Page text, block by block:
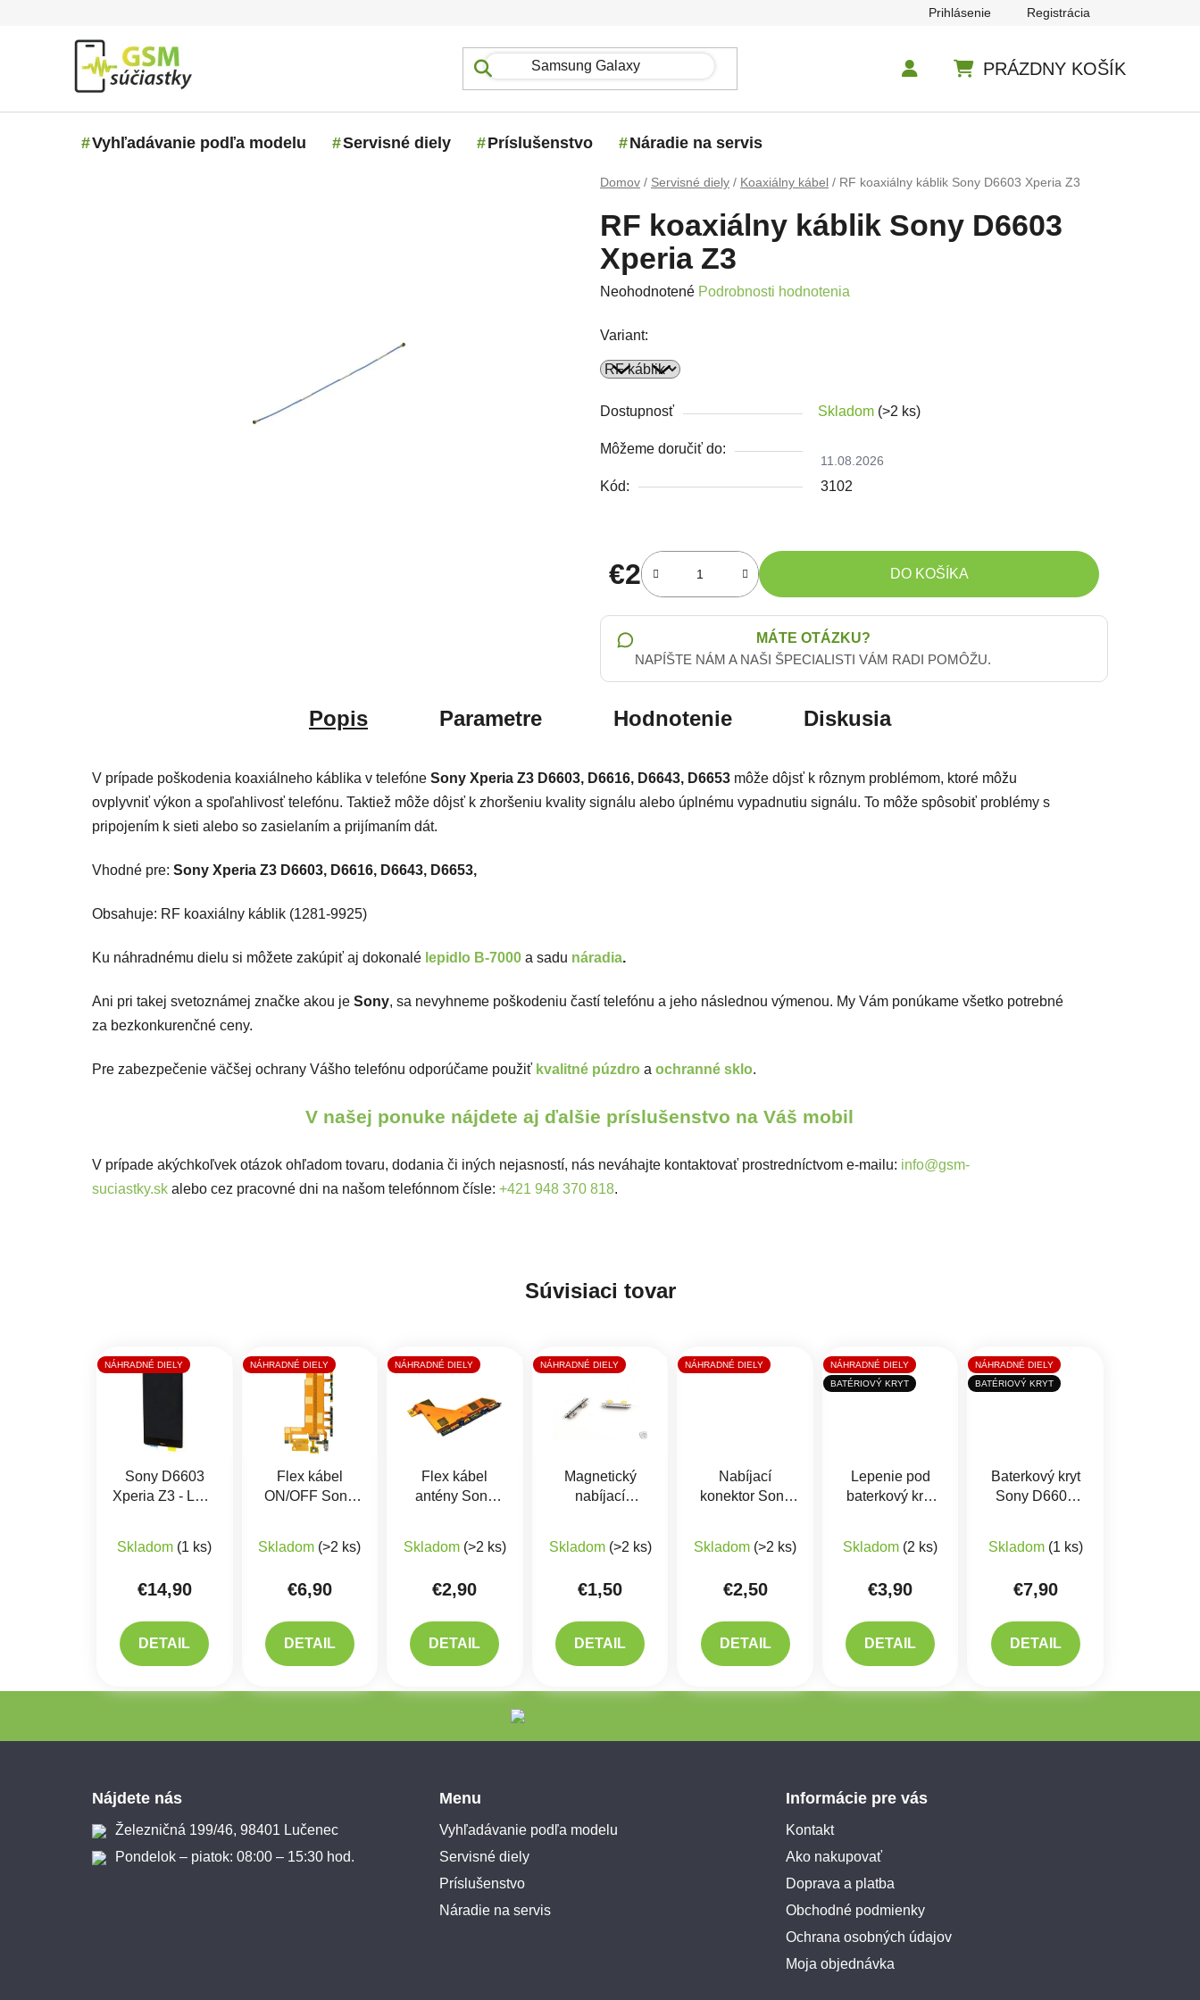
Prihlásenie Registrácia
PRÁZDNY KOŠÍK
Vyhľadávanie podľa modelu Servisné diely Príslušenstvo Náradie na servis
Domov / Servisné diely / Koaxiálny kábel / RF koaxiálny káblik Sony D6603 Xperia Z3
RF koaxiálny káblik Sony D6603
Xperia Z3
Priemerné hodnotenie produktu je 0,0 z 5 hviezdičiek.
Neohodnotené Podrobnosti hodnotenia
Variant:
Dostupnosť Skladom (>2 ks)
Môžeme doručiť do:
11.08.2026
Kód: 3102
€2
Jednotková cena:
DO KOŠÍKA
MÁTE OTÁZKU?
NAPÍŠTE NÁM A NAŠI ŠPECIALISTI VÁM RADI POMÔŽU.
Popis Parametre Hodnotenie Diskusia
V prípade poškodenia koaxiálneho káblika v telefóne Sony Xperia Z3 D6603, D6616, D6643, D6653 môže dôjsť k rôznym problémom, ktoré môžu
ovplyvniť výkon a spoľahlivosť telefónu. Taktiež môže dôjsť k zhoršeniu kvality signálu alebo úplnému vypadnutiu signálu. To môže spôsobiť problémy s
pripojením k sieti alebo so zasielaním a prijímaním dát.
Vhodné pre: Sony Xperia Z3 D6603, D6616, D6643, D6653,
Obsahuje: RF koaxiálny káblik (1281-9925)
Ku náhradnému dielu si môžete zakúpiť aj dokonalé lepidlo B-7000 a sadu náradia.
Ani pri takej svetoznámej značke akou je Sony, sa nevyhneme poškodeniu častí telefónu a jeho následnou výmenou. My Vám ponúkame všetko potrebné
za bezkonkurenčné ceny.
Pre zabezpečenie väčšej ochrany Vášho telefónu odporúčame použiť kvalitné púzdro a ochranné sklo.
V našej ponuke nájdete aj ďalšie príslušenstvo na Váš mobil
V prípade akýchkoľvek otázok ohľadom tovaru, dodania či iných nejasností, nás neváhajte kontaktovať prostredníctvom e-mailu: info@gsm-
suciastky.sk alebo cez pracovné dni na našom telefónnom čísle: +421 948 370 818.
Súvisiaci tovar
NÁHRADNÉ DIELY
Sony D6603
Xperia Z3 - LCD
Skladom (1 ks)
€14,90
DETAIL
NÁHRADNÉ DIELY
Flex kábel
ON/OFF Sony
hlasitosti,
Skladom (>2 ks)
€6,90
DETAIL
NÁHRADNÉ DIELY
Flex kábel
antény Sony
Skladom (>2 ks)
€2,90
DETAIL
NÁHRADNÉ DIELY
Magnetický
nabíjací
Z3
Skladom (>2 ks)
€1,50
DETAIL
NÁHRADNÉ DIELY
Nabíjací
konektor Sony
Skladom (>2 ks)
€2,50
DETAIL
NÁHRADNÉ DIELY
BATÉRIOVÝ KRYT
Lepenie pod
baterkový kryt
Skladom (2 ks)
€3,90
DETAIL
NÁHRADNÉ DIELY
BATÉRIOVÝ KRYT
Baterkový kryt
Sony D6603
Skladom (1 ks)
€7,90
DETAIL
Nájdete nás
Železničná 199/46, 98401 Lučenec
Pondelok – piatok: 08:00 – 15:30 hod.
Menu
Vyhľadávanie podľa modelu
Servisné diely
Príslušenstvo
Náradie na servis
Informácie pre vás
Kontakt
Ako nakupovať
Doprava a platba
Obchodné podmienky
Ochrana osobných údajov
Moja objednávka